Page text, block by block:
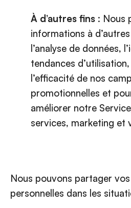
À d’autres fins : Nous
informations à
l’analyse de données,
tendances
l’efficacité de nos
promotionnelles et
améliorer notre
services, marketing et
Nous pouvons partager
personnelles dans les